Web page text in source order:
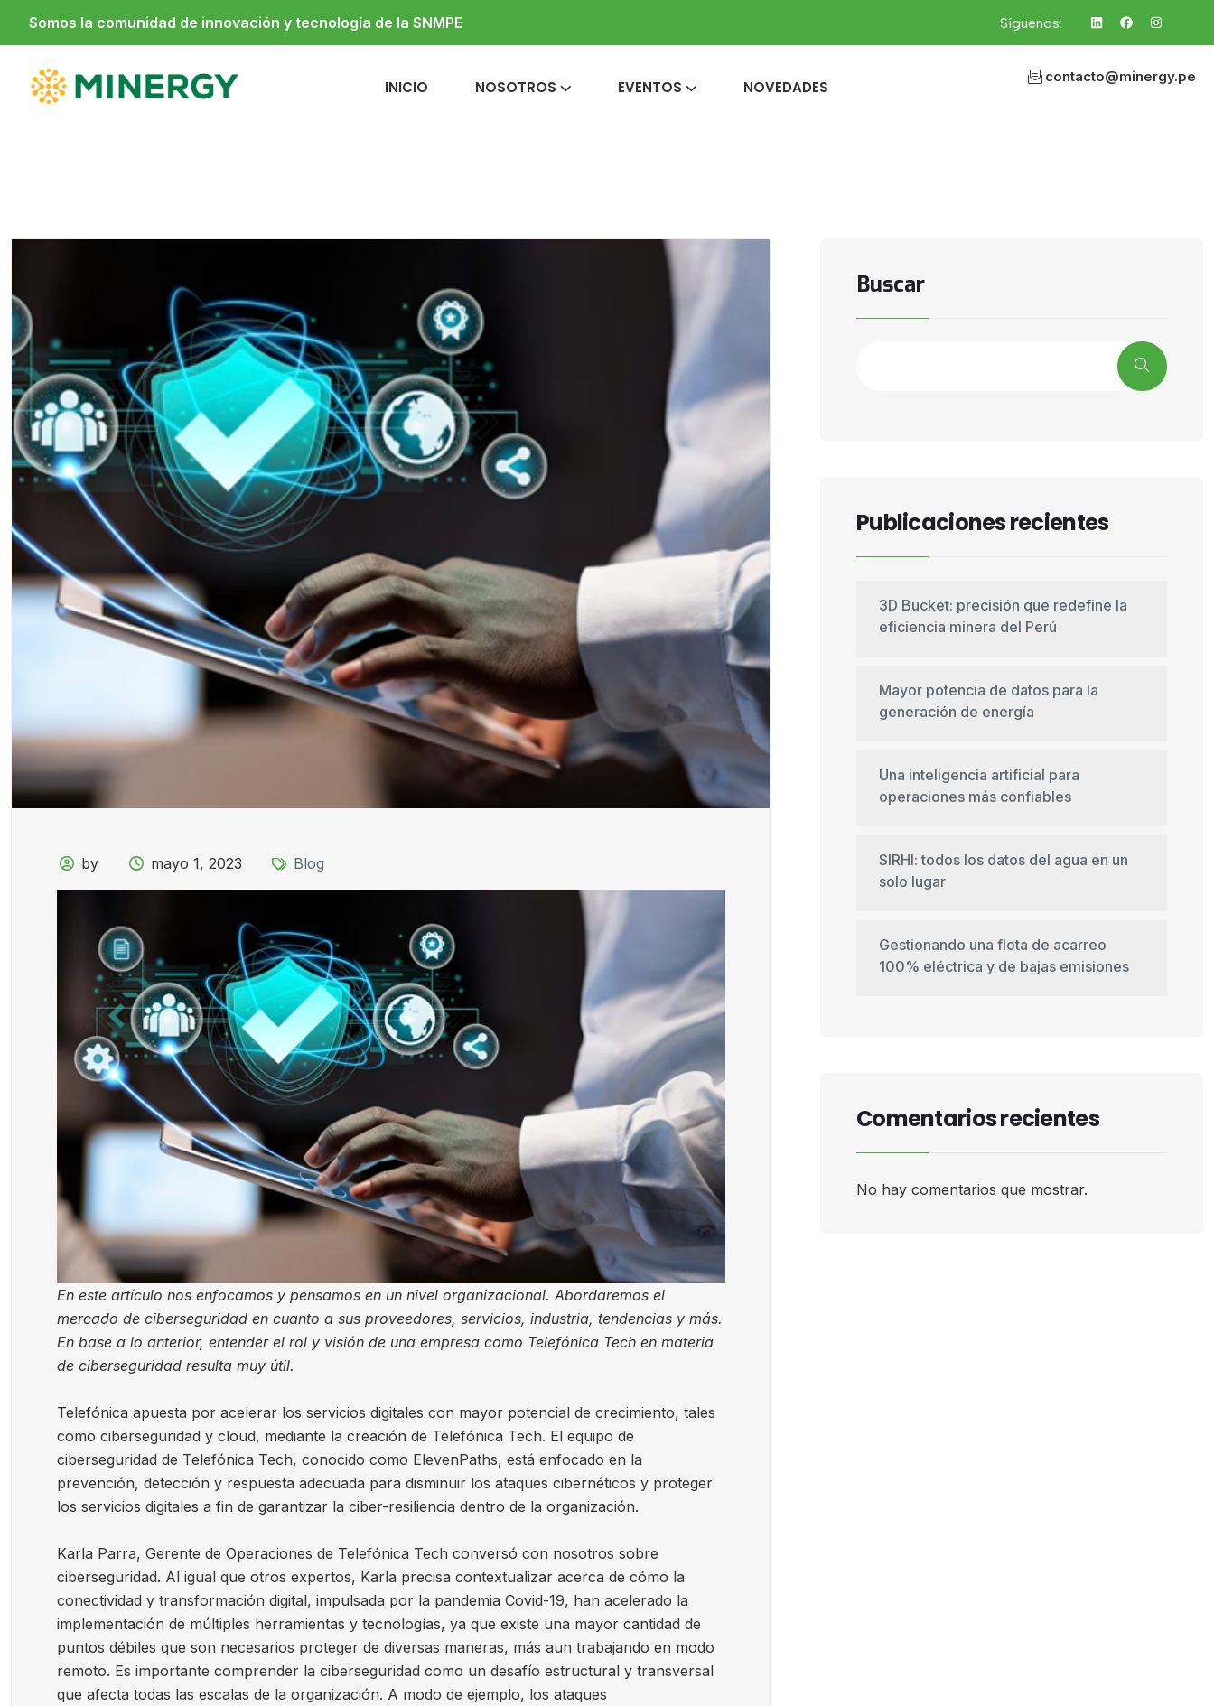
Somos la comunidad de innovación y tecnología de la SNMPE Síguenos:
INICIO NOSOTROS EVENTOS NOVEDADES
contacto@minergy.pe
by mayo 1, 2023 Blog
En este artículo nos enfocamos y pensamos en un nivel organizacional. Abordaremos el
mercado de ciberseguridad en cuanto a sus proveedores, servicios, industria, tendencias y más.
En base a lo anterior, entender el rol y visión de una empresa como Telefónica Tech en materia
de ciberseguridad resulta muy útil.
Telefónica apuesta por acelerar los servicios digitales con mayor potencial de crecimiento, tales
como ciberseguridad y cloud, mediante la creación de Telefónica Tech. El equipo de
ciberseguridad de Telefónica Tech, conocido como ElevenPaths, está enfocado en la
prevención, detección y respuesta adecuada para disminuir los ataques cibernéticos y proteger
los servicios digitales a fin de garantizar la ciber-resiliencia dentro de la organización.
Karla Parra, Gerente de Operaciones de Telefónica Tech conversó con nosotros sobre
ciberseguridad. Al igual que otros expertos, Karla precisa contextualizar acerca de cómo la
conectividad y transformación digital, impulsada por la pandemia Covid-19, han acelerado la
implementación de múltiples herramientas y tecnologías, ya que existe una mayor cantidad de
puntos débiles que son necesarios proteger de diversas maneras, más aun trabajando en modo
remoto. Es importante comprender la ciberseguridad como un desafío estructural y transversal
que afecta todas las escalas de la organización. A modo de ejemplo, los ataques
Buscar
Publicaciones recientes
3D Bucket: precisión que redefine la
eficiencia minera del Perú
Mayor potencia de datos para la
generación de energía
Una inteligencia artificial para
operaciones más confiables
SIRHI: todos los datos del agua en un
solo lugar
Gestionando una flota de acarreo
100% eléctrica y de bajas emisiones
Comentarios recientes
No hay comentarios que mostrar.